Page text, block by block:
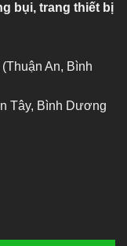
bụi, trang thiết bị
An, Bình
Tây, Bình Dương